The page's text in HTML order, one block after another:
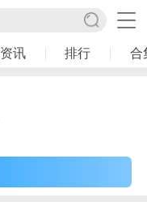
资讯 排行 合